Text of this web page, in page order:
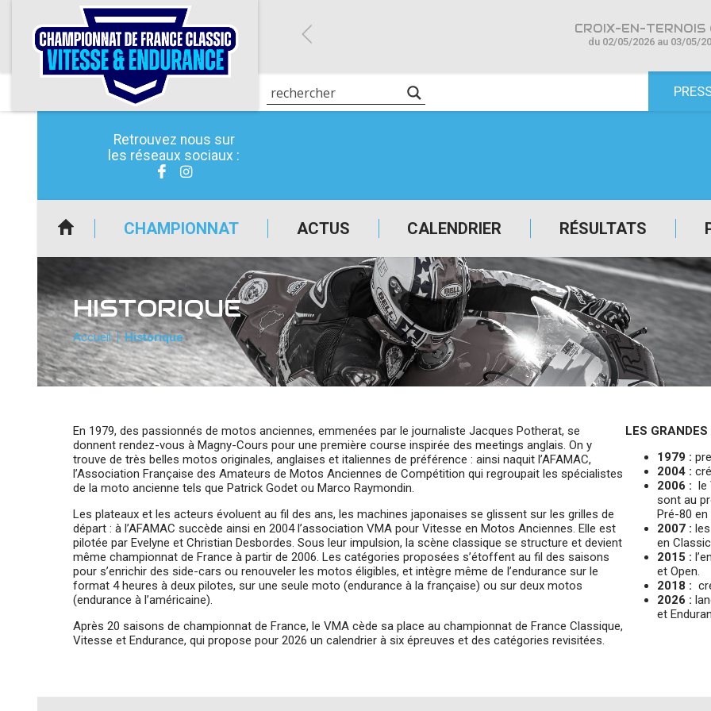
Retrouvez nous sur
les réseaux sociaux :
CHAMPIONNAT ACTUS CALENDRIER RÉSULTATS
CROIX-EN-TERNOIS
du 02/05/2026 au 03/05/
HISTORIQUE
Accueil Historique
En 1979, des passionnés de motos anciennes, emmenées par le journaliste Jacques Potherat, se
donnent rendez-vous à Magny-Cours pour une première course inspirée des meetings anglais. On y
trouve de très belles motos originales, anglaises et italiennes de préférence : ainsi naquit l’AFAMAC,
l’Association Française des Amateurs de Motos Anciennes de Compétition qui regroupait les spécialistes
de la moto ancienne tels que Patrick Godet ou Marco Raymondin.
Les plateaux et les acteurs évoluent au fil des ans, les machines japonaises se glissent sur les grilles de
départ : à l’AFAMAC succède ainsi en 2004 l’association VMA pour Vitesse en Motos Anciennes. Elle est
pilotée par Evelyne et Christian Desbordes. Sous leur impulsion, la scène classique se structure et devient
même championnat de France à partir de 2006. Les catégories proposées s’étoffent au fil des saisons
pour s’enrichir des side-cars ou renouveler les motos éligibles, et intègre même de l’endurance sur le
format 4 heures à deux pilotes, sur une seule moto (endurance à la française) ou sur deux motos
(endurance à l’américaine).
Après 20 saisons de championnat de France, le VMA cède sa place au championnat de France Classique,
Vitesse et Endurance, qui propose pour 2026 un calendrier à six épreuves et des catégories revisitées.
LES
1979 :
2004 :
2006 : le
sont au
Pré-80 en
2007 :
en
2015 :
et Open.
2018 :
2026 :
et